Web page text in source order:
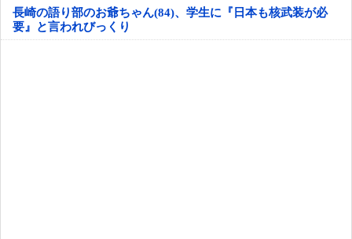
長崎の語り部のお爺ちゃん(84)、学生に『日本も核武装が必
要』と言われびっくり